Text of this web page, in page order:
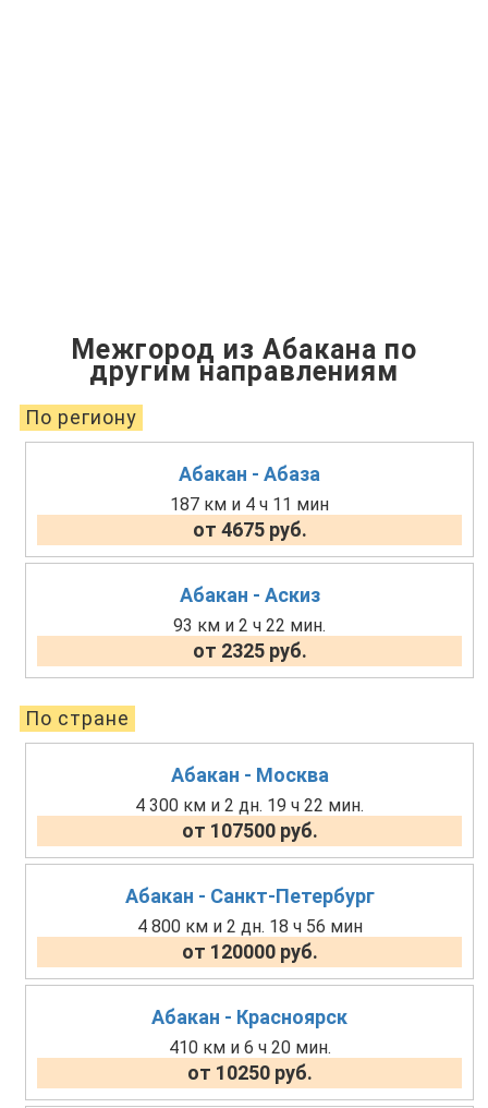
Межгород из Абакана по
другим направлениям
По региону
Абакан - Абаза
187 км и 4 ч 11 мин
от 4675 руб.
Абакан - Аскиз
93 км и 2 ч 22 мин.
от 2325 руб.
По стране
Абакан - Москва
4 300 км и 2 дн. 19 ч 22 мин.
от 107500 руб.
Абакан - Санкт-Петербург
4 800 км и 2 дн. 18 ч 56 мин
от 120000 руб.
Абакан - Красноярск
410 км и 6 ч 20 мин.
от 10250 руб.